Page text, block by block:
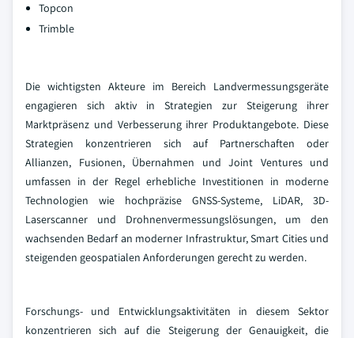
Topcon
Trimble
Die wichtigsten Akteure im Bereich Landvermessungsgeräte
engagieren sich aktiv in Strategien zur Steigerung ihrer
Marktpräsenz und Verbesserung ihrer Produktangebote. Diese
Strategien konzentrieren sich auf Partnerschaften oder
Allianzen, Fusionen, Übernahmen und Joint Ventures und
umfassen in der Regel erhebliche Investitionen in moderne
Technologien wie hochpräzise GNSS-Systeme, LiDAR, 3D-
Laserscanner und Drohnenvermessungslösungen, um den
wachsenden Bedarf an moderner Infrastruktur, Smart Cities und
steigenden geospatialen Anforderungen gerecht zu werden.
Forschungs- und Entwicklungsaktivitäten in diesem Sektor
konzentrieren sich auf die Steigerung der Genauigkeit, die